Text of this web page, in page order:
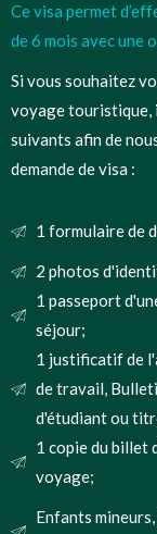
Ce visa permet
de 6 mois avec une
Si vous souhaitez
voyage touristique,
suivants afin de
demande de visa :
1 formulaire de
2 photos
1 passeport
séjour;
1 justificatif de
de travail,
d'étudiant ou
1 copie du
voyage;
Enfants